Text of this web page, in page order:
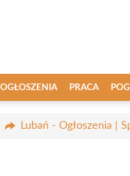
OGŁOSZENIA PRACA
Lubań - Ogłoszenia |